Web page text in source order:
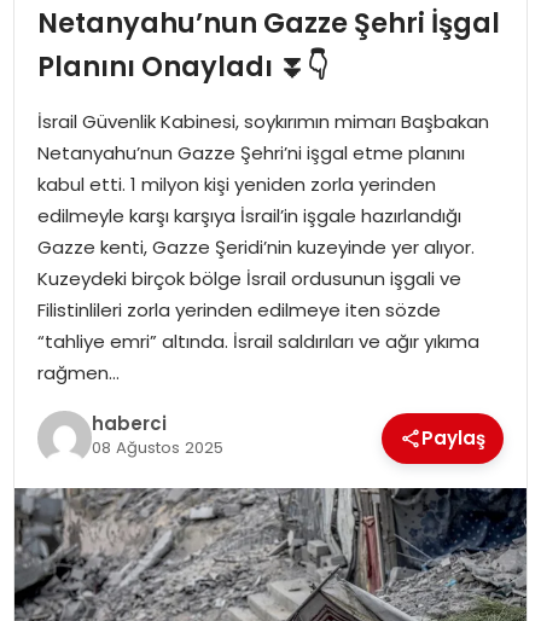
GÜNCEL
Netanyahu’nun Gazze Şehri İşgal
Planını Onayladı ⏬👇
İsrail Güvenlik Kabinesi, soykırımın mimarı Başbakan
Netanyahu’nun Gazze Şehri’ni işgal etme planını
kabul etti. 1 milyon kişi yeniden zorla yerinden
edilmeyle karşı karşıya İsrail’in işgale hazırlandığı
Gazze kenti, Gazze Şeridi’nin kuzeyinde yer alıyor.
Kuzeydeki birçok bölge İsrail ordusunun işgali ve
Filistinlileri zorla yerinden edilmeye iten sözde
“tahliye emri” altında. İsrail saldırıları ve ağır yıkıma
rağmen…
haberci
08 Ağustos 2025 Paylaş